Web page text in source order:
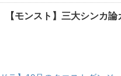
【モンスト】三大シンカ